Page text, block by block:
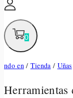
0
ndo en / Tienda / Uñas
Herramientas